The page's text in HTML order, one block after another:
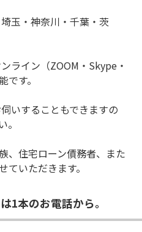
玉・神奈川・千葉・茨
ライン（ZOOM・Skype・
す。
いすることもできますの
、住宅ローン債務者、また
ていただきます。
1本のお電話から。